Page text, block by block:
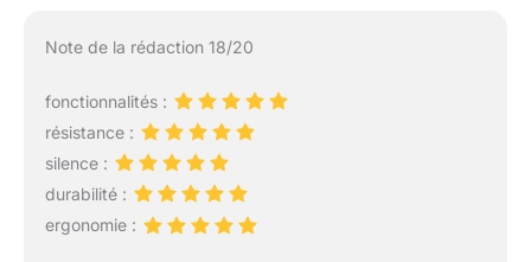
Note de la rédaction 18/20
fonctionnalités :
résistance :
silence :
durabilité :
ergonomie :